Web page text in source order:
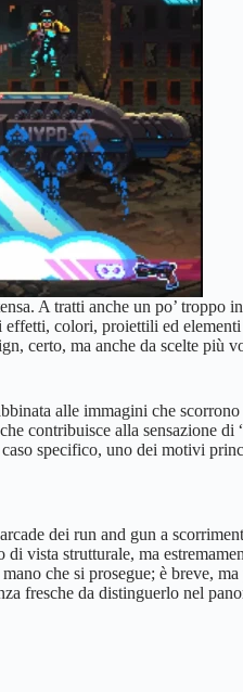
A tratti anche un po’ troppo
effetti, colori, proiettili ed
certo, ma anche da scelte più
alle immagini che scorrono
contribuisce alla sensazione di
specifico, uno dei motivi
dei run and gun a
vista strutturale, ma
che si prosegue; è breve, ma
fresche da distinguerlo nel